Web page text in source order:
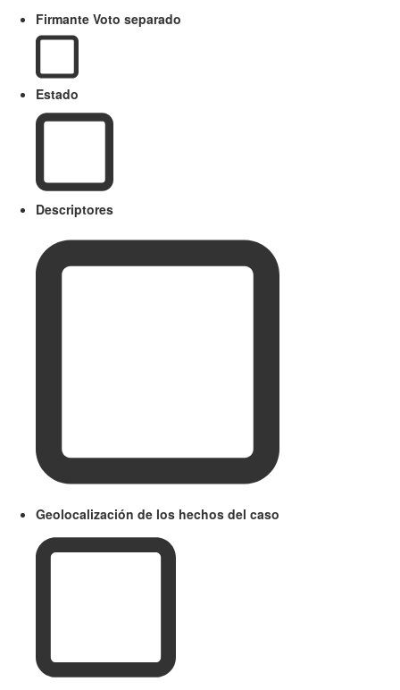
Firmante Voto separado
Estado
Descriptores
Geolocalización de los hechos del caso